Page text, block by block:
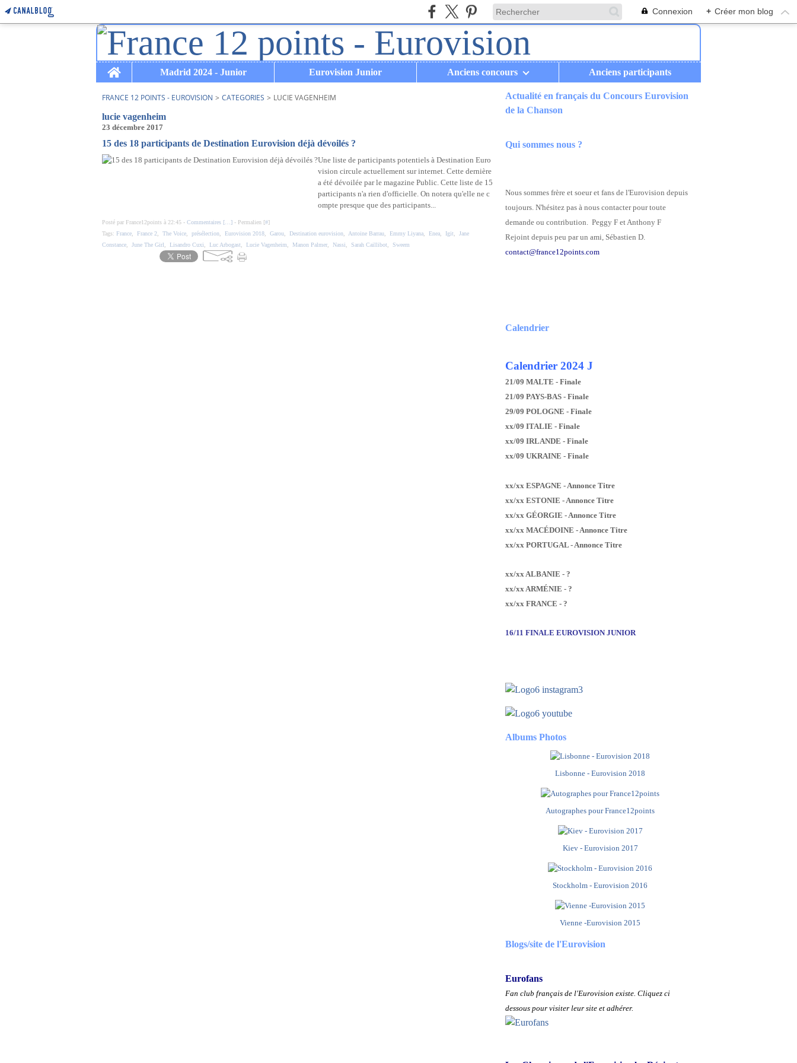
Connexion + Créer mon blog
Home
Madrid 2024 - Junior Eurovision Junior Anciens concours Anciens participants
FRANCE 12 POINTS - EUROVISION > CATEGORIES > LUCIE VAGENHEIM
lucie vagenheim
23 décembre 2017
15 des 18 participants de Destination Eurovision déjà dévoilés ?
Une liste de participants potentiels à Destination Euro
vision circule actuellement sur internet. Cette dernière
a été dévoilée par le magazine Public. Cette liste de 15
participants n'a rien d'officielle. On notera qu'elle ne c
ompte presque que des participants...
Posté par France12points à 22:45 - Commentaires [ ] - Permalien [#]
Tags: France France 2 The Voice présélection Eurovision 2018 Garou Destination eurovision Antoine Barrau Emmy Liyana Enea Igit
Jane
Constance
June The Girl Lisandro Cuxi Luc Arbogast Lucie Vagenheim Manon Palmer Nassi Sarah Caillibot Sweem
Actualité en français du Concours Eurovision
de la Chanson
Qui sommes nous ?
Nous sommes frère et soeur et fans de l'Eurovision depuis
toujours. N'hésitez pas à nous contacter pour toute
demande ou contribution. Peggy F et Anthony F
Rejoint depuis peu par un ami, Sébastien D.
contact@france12points.com
Calendrier
Calendrier 2024 J
21/09 MALTE - Finale
21/09 PAYS-BAS - Finale
29/09 POLOGNE - Finale
xx/09 ITALIE - Finale
xx/09 IRLANDE - Finale
xx/09 UKRAINE - Finale
xx/xx ESPAGNE - Annonce Titre
xx/xx ESTONIE - Annonce Titre
xx/xx GÉORGIE - Annonce Titre
xx/xx MACÉDOINE - Annonce Titre
xx/xx PORTUGAL - Annonce Titre
xx/xx ALBANIE - ?
xx/xx ARMÉNIE - ?
xx/xx FRANCE - ?
16/11 FINALE EUROVISION JUNIOR
Albums Photos
Lisbonne - Eurovision 2018
Autographes pour France12points
Kiev - Eurovision 2017
Stockholm - Eurovision 2016
Vienne -Eurovision 2015
Blogs/site de l'Eurovision
Eurofans
Fan club français de l'Eurovision existe. Cliquez ci
dessous pour visiter leur site et adhérer.